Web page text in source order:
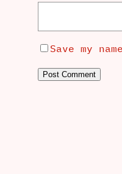
Save my